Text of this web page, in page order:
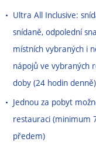
Ultra All Inclusive:
snídaně, odpolední
místních vybraných i
nápojů ve vybraných
doby (24 hodin denně)
Jednou za pobyt
restauraci (minimum
předem)